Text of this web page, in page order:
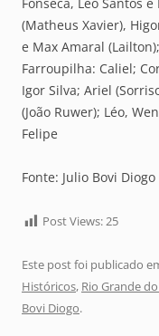
(Matheus Xavier),
e Max Amaral
Farroupilha: Caliel;
Igor Silva; Ariel
(João Ruwer); Léo,
Felipe
Fonte: Julio Bovi Diogo
Post Views:25
Este post foi publicado
Históricos, Rio Grande
Bovi Diogo.